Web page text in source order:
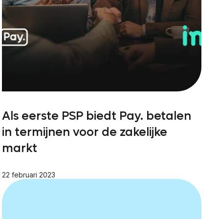
Als eerste PSP biedt Pay. betalen
in termijnen voor de zakelijke
markt
22 februari 2023